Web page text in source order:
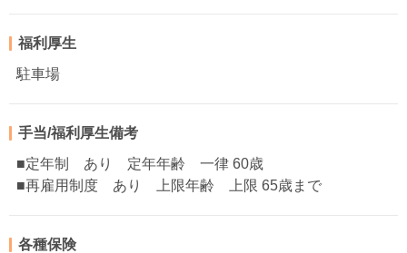
福利厚生
駐車場
手当/福利厚生備考
■定年制 あり 定年年齢 一律 60歳
■再雇用制度 あり 上限年齢 上限 65歳まで
各種保険